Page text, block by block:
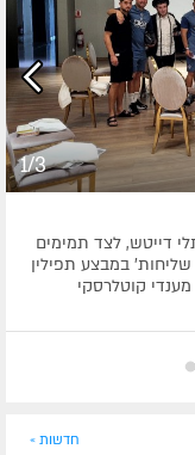
1/3
דייטש, לצד תמימים
שליחות' במבצע תפילין
קוטלרסקי
חדשות »